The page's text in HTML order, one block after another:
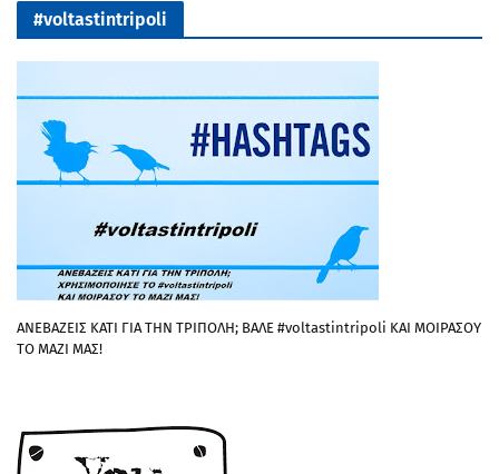
#voltastintripoli
ΑΝΕΒΑΖΕΙΣ ΚΑΤΙ ΓΙΑ ΤΗΝ ΤΡΙΠΟΛΗ; ΒΑΛΕ #voltastintripoli ΚΑΙ ΜΟΙΡΑΣΟΥ
ΤΟ ΜΑΖΙ ΜΑΣ!